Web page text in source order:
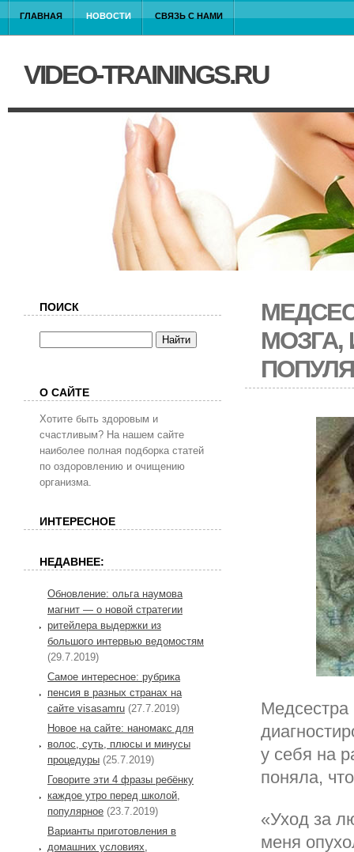
ГЛАВНАЯ НОВОСТИ СВЯЗЬ С НАМИ
VIDEO-TRAININGS.RU
МОЗГА,
Медсестра
у себя на
поняла,
«Уход за
меня
ПОИСК
О САЙТЕ
Хотите быть здоровым и
счастливым? На нашем сайте
наиболее полная подборка статей
по оздоровлению и очищению
организма.
ИНТЕРЕСНОЕ
НЕДАВНЕЕ:
Обновление: ольга наумова
магнит — о новой стратегии
ритейлера выдержки из
большого интервью ведомостям
(29.7.2019)
Самое интересное: рубрика
пенсия в разных странах на
сайте visasamru (27.7.2019)
Новое на сайте: наномакс для
волос, суть, плюсы и минусы
процедуры (25.7.2019)
Говорите эти 4 фразы ребёнку
каждое утро перед школой,
популярное (23.7.2019)
Варианты приготовления в
домашних условиях,